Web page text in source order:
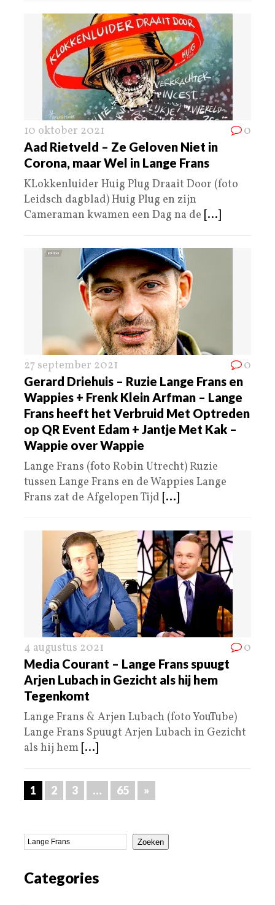
10 oktober 2021 0
Aad Rietveld – Ze Geloven Niet in
Corona, maar Wel in Lange Frans
KLokkenluider Huig Plug Draait Door (foto
Leidsch dagblad) Huig Plug en zijn
Cameraman kwamen een Dag na de [...]
27 september 2021 0
Gerard Driehuis – Ruzie Lange Frans en
Wappies + Frenk Klein Arfman – Lange
Frans heeft het Verbruid Met Optreden
op QR Event Edam + Jantje Met Kak –
Wappie over Wappie
Lange Frans (foto Robin Utrecht) Ruzie
tussen Lange Frans en de Wappies Lange
Frans zat de Afgelopen Tijd [...]
4 augustus 2021 0
Media Courant – Lange Frans spuugt
Arjen Lubach in Gezicht als hij hem
Tegenkomt
Lange Frans & Arjen Lubach (foto YouTube)
Lange Frans Spuugt Arjen Lubach in Gezicht
als hij hem [...]
1 2 3 … 65 »
Zoeken
Categories